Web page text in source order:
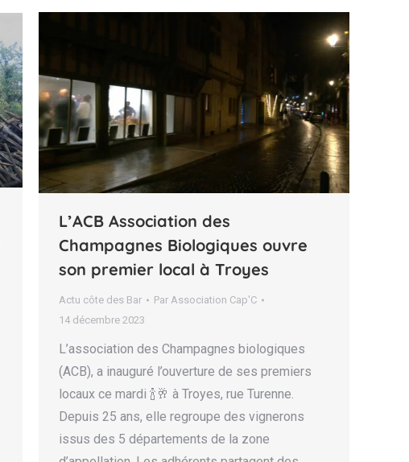
L’ACB Association des
Champagnes Biologiques ouvre
son premier local à Troyes
Actu côte des Bar Par Association Cap'C
14 décembre 2023
L’association des Champagnes biologiques
(ACB), a inauguré l’ouverture de ses premiers
locaux ce mardi 🍾🥂 à Troyes, rue Turenne.
Depuis 25 ans, elle regroupe des vignerons
issus des 5 départements de la zone